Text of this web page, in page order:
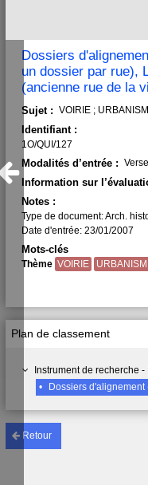
Retour
Plan de classement
Instrument de recherche -
•
Dossiers d'alignement (classement par
Dossiers
un dossier par rue),
(ancienne rue de la
Sujet : VOIRIE ;
Identifiant :
1O/QUI/127
Modalités d’entrée :
Information sur
Notes :
Type de document: Arch.
Date d'entrée: 23/01/2007
Mots-clés
Thème VOIRIE